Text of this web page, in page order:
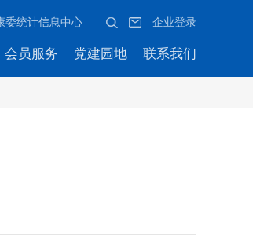
企业登录
委统计信息中心
会员服务 党建园地 联系我们